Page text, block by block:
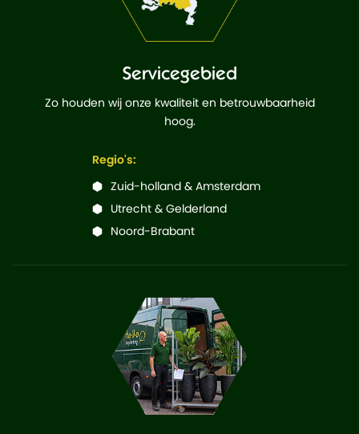
Servicegebied
Zo houden wij onze kwaliteit en betrouwbaarheid
hoog.
Regio's:
Zuid-holland & Amsterdam
Utrecht & Gelderland
Noord-Brabant